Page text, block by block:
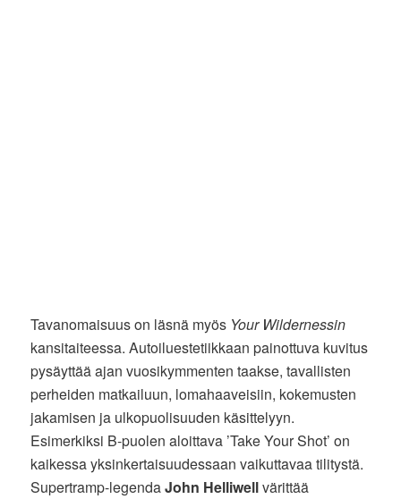
Tavanomaisuus on läsnä myös Your Wildernessin
kansitaiteessa. Autoiluestetiikkaan painottuva kuvitus
pysäyttää ajan vuosikymmenten taakse, tavallisten
perheiden matkailuun, lomahaaveisiin, kokemusten
jakamisen ja ulkopuolisuuden käsittelyyn.
Esimerkiksi B-puolen aloittava ’Take Your Shot’ on
kaikessa yksinkertaisuudessaan vaikuttavaa tilitystä.
Supertramp-legendaJohn Helliwellvärittää